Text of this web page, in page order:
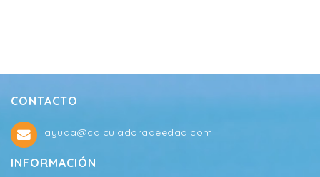
CONTACTO
ayuda@calculadoradeedad.com
INFORMACIÓN